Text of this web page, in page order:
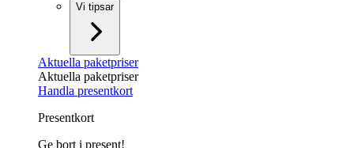
Vi tipsar
Aktuella paketpriser
Aktuella paketpriser
Handla presentkort
Presentkort
Ge bort i present!